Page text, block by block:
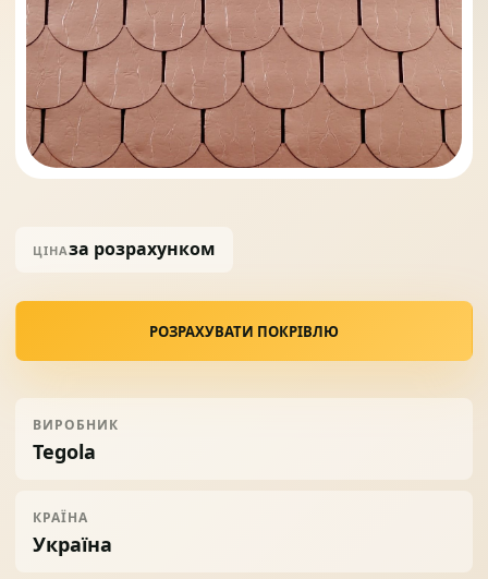
07 Солнце защита
Навіси з полікарбонату
ЦІНАза розрахунком
РОЗРАХУВАТИ ПОКРІВЛЮ
ВИРОБНИК
Tegola
КРАЇНА
Україна